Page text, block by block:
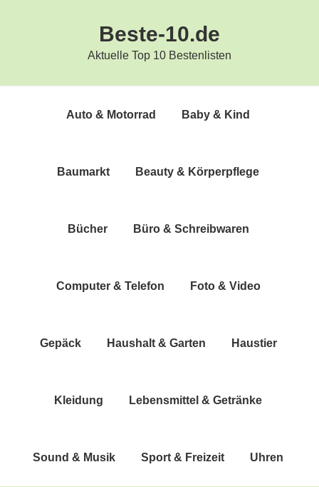
Beste-10.de
Aktuelle Top 10 Bestenlisten
Auto & Motorrad Baby & Kind
Bau­markt Beau­ty & Körperpflege
Bücher Büro & Schreibwaren
Com­pu­ter & Telefon Foto & Video
Gepäck Haus­halt & Garten Haus­tier
Klei­dung Lebens­mit­tel & Getränke
Sound & Musik Sport & Freizeit Uhren